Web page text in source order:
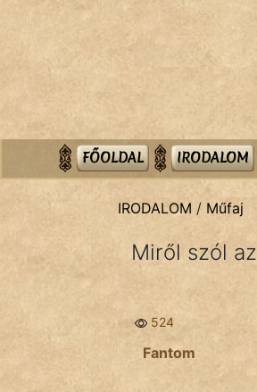
Dráma
Eposz
Kötelező
FŐOLDAL IRODALOM
IRODALOM / Műfaj
Miről szól az
524
Fantom